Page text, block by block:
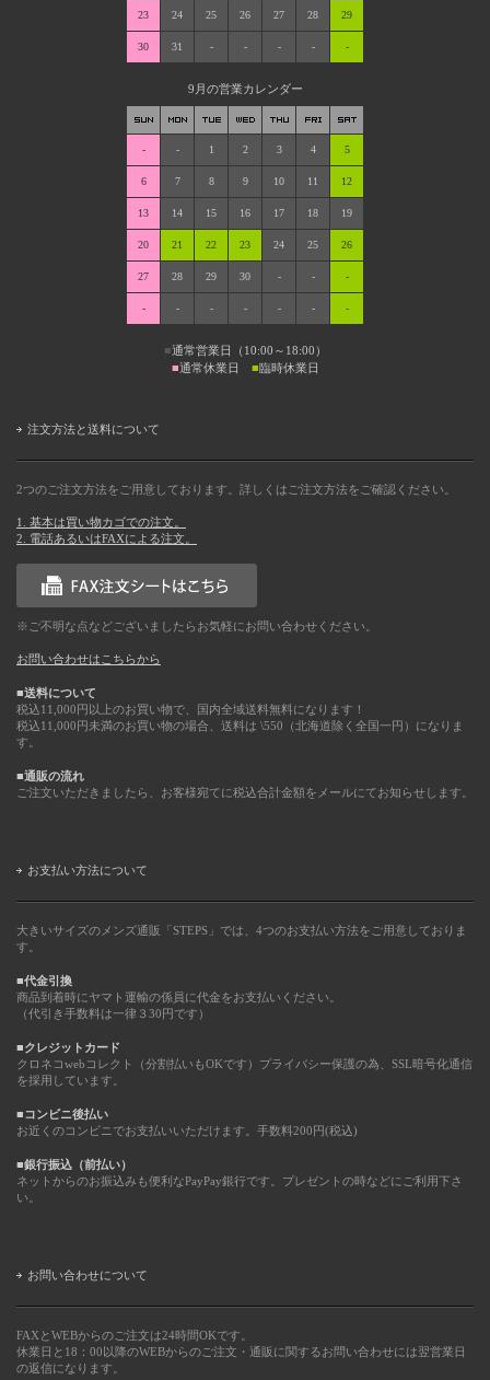
23 24 25 26 27 28 29
30 31 - - - - -
9月の営業カレンダー
- - 1 2 3 4 5
6 7 8 9 10 11 12
13 14 15 16 17 18 19
20 21 22 23 24 25 26
27 28 29 30 - - -
- - - - - - -
■通常営業日（10:00～18:00）
■通常休業日 ■臨時休業日
注文方法と送料について
2つのご注文方法をご用意しております。詳しくはご注文方法をご確認ください。
1. 基本は買い物カゴでの注文。
2. 電話あるいはFAXによる注文。
※ご不明な点などございましたらお気軽にお問い合わせください。
お問い合わせはこちらから
■送料について
税込11,000円以上のお買い物で、国内全域送料無料になります！
税込11,000円未満のお買い物の場合、送料は \550（北海道除く全国一円）になりま
す。
■通販の流れ
ご注文いただきましたら、お客様宛てに税込合計金額をメールにてお知らせします。
お支払い方法について
大きいサイズのメンズ通販「STEPS」では、4つのお支払い方法をご用意しておりま
す。
■代金引換
商品到着時にヤマト運輸の係員に代金をお支払いください。
（代引き手数料は一律３30円です）
■クレジットカード
クロネコwebコレクト（分割払いもOKです）プライバシー保護の為、SSL暗号化通信
を採用しています。
■コンビニ後払い
お近くのコンビニでお支払いいただけます。手数料200円(税込)
■銀行振込（前払い）
ネットからのお振込みも便利なPayPay銀行です。プレゼントの時などにご利用下さ
い。
お問い合わせについて
FAXとWEBからのご注文は24時間OKです。
休業日と18：00以降のWEBからのご注文・通販に関するお問い合わせには翌営業日
の返信になります。